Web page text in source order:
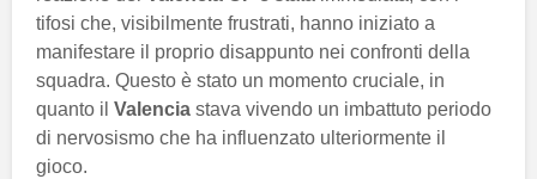
tifosi che, visibilmente frustrati, hanno iniziato a
manifestare il proprio disappunto nei confronti della
squadra. Questo è stato un momento cruciale, in
quanto il Valencia stava vivendo un imbattuto periodo
di nervosismo che ha influenzato ulteriormente il
gioco.